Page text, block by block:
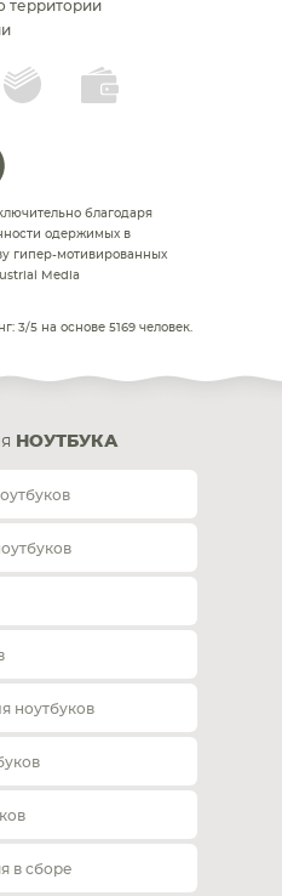
территории
благодаря
одержимых в
гипер-мотивированных
Media
3/5 на основе 5169 человек.
НОУТБУКА
ноутбуков
в сборе